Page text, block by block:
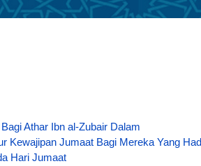
Athar Ibn al-Zubair Dalam
Kewajipan Jumaat Bagi Mereka Yang
Hari Jumaat